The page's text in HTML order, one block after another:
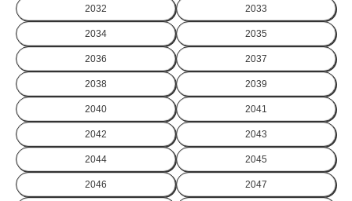
2032 2033
2034 2035
2036 2037
2038 2039
2040 2041
2042 2043
2044 2045
2046 2047